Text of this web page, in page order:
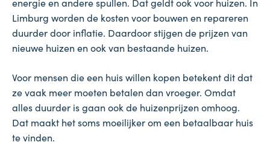
Limburg worden de kosten voor bouwen en repareren
duurder door inflatie. Daardoor stijgen de prijzen van
nieuwe huizen en ook van bestaande huizen.
Voor mensen die een huis willen kopen betekent dit dat
ze vaak meer moeten betalen dan vroeger. Omdat
alles duurder is gaan ook de huizenprijzen omhoog.
Dat maakt het soms moeilijker om een betaalbaar huis
te vinden.